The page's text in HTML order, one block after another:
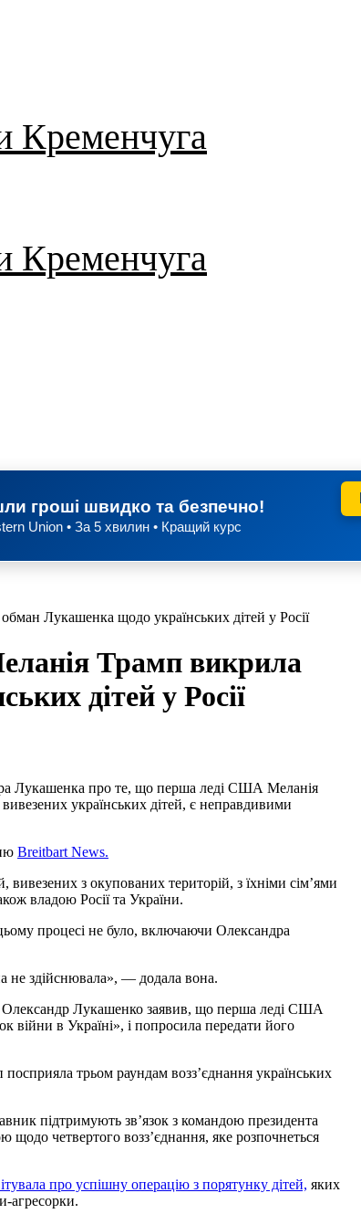
Кременчуга
Кременчуга
гроші швидко та безпечно!
Union • За 5 хвилин • Кращий курс
Лукашенка щодо українських дітей у Росії
Трамп викрила
дітей у Росії
українських дітей, є неправдивими
Breitbart News.
вивезених з окупованих територій, з їхніми сім’ями
владою Росії та України.
процесі не було, включаючи Олександра
не здійснювала», — додала вона.
Олександр Лукашенко заявив, що перша леді США
війни в Україні», і попросила передати його
трьом раундам возз’єднання українських
підтримують зв’язок з командою президента
четвертого возз’єднання, яке розпочнеться
про успішну операцію з порятунку дітей, яких
агресорки.